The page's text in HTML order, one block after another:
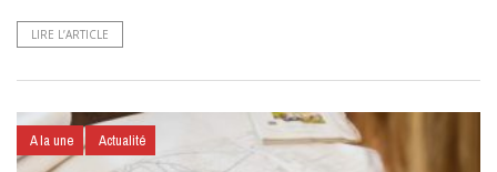
LIRE L’ARTICLE
A la une Actualité